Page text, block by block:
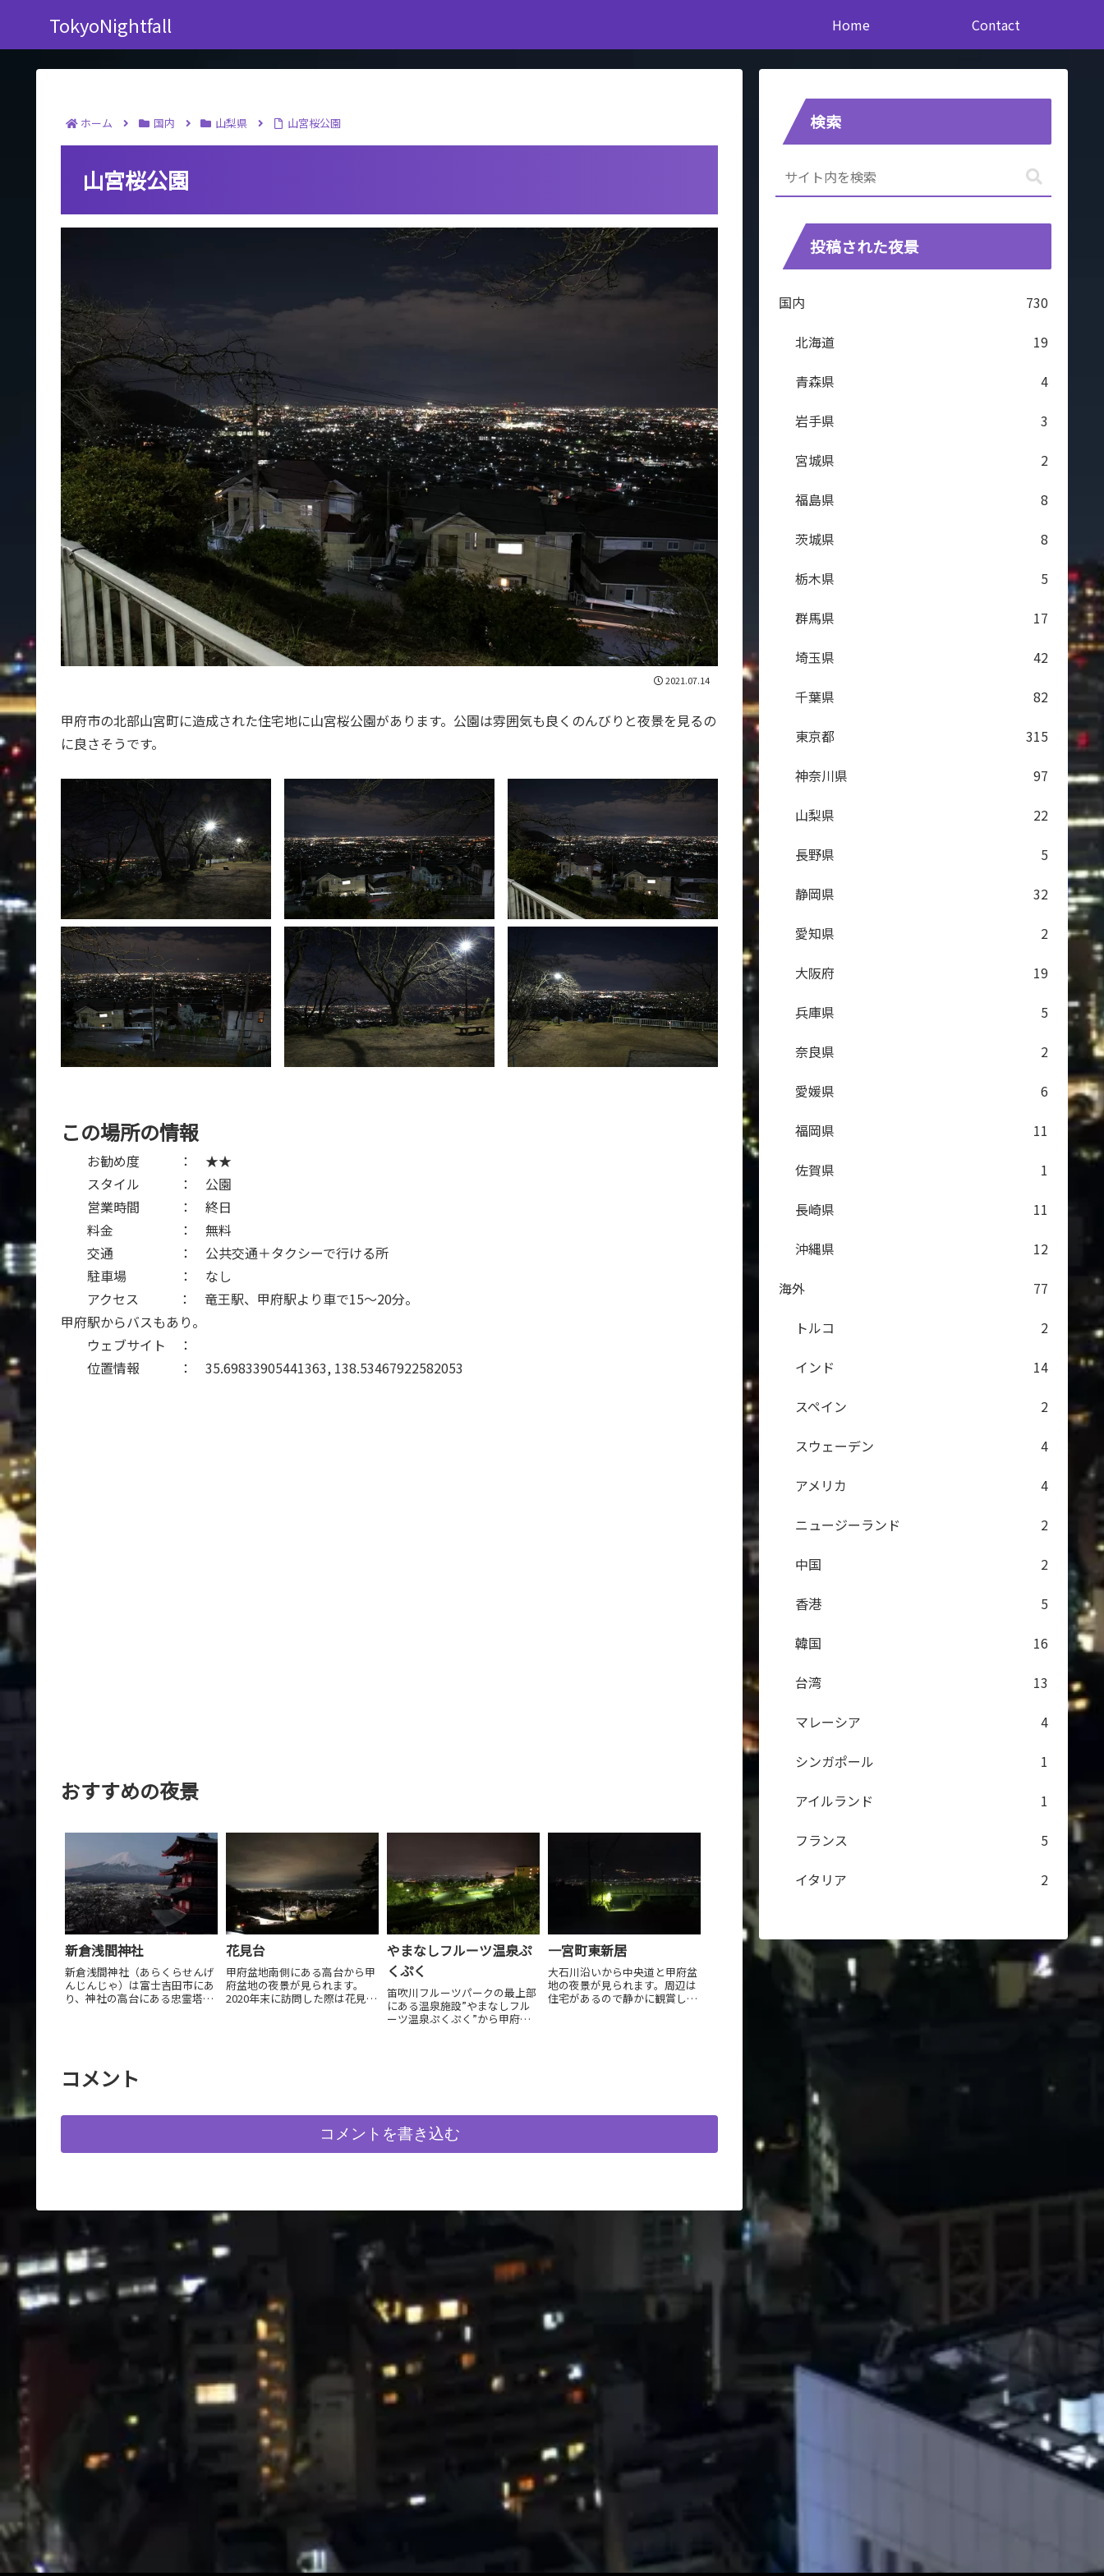
TokyoNightfall Home Contact
ホーム 国内 山梨県 山宮桜公園
山宮桜公園
2021.07.14
甲府市の北部山宮町に造成された住宅地に山宮桜公園があります。公園は雰囲気も良くのんびりと夜景を見るの
に良さそうです。
この場所の情報
お勧め度 ： ★★
スタイル ： 公園
営業時間 ： 終日
料金 ： 無料
交通 ： 公共交通＋タクシーで行ける所
駐車場 ： なし
アクセス ： 竜王駅、甲府駅より車で15～20分。
甲府駅からバスもあり。
ウェブサイト ：
位置情報 ： 35.69833905441363, 138.53467922582053
おすすめの夜景
新倉浅間神社
新倉浅間神社（あらくらせんげ
んじんじゃ）は富士吉田市にあ
り、神社の高台にある忠霊塔の
花見台
甲府盆地南側にある高台から甲
府盆地の夜景が見られます。
2020年末に訪問した際は花見台
やまなしフルーツ温泉ぷ
くぷく
笛吹川フルーツパークの最上部
にある温泉施設”やまなしフル
ーツ温泉ぷくぷく”から甲府盆
一宮町東新居
大石川沿いから中央道と甲府盆
地の夜景が見られます。周辺は
住宅があるので静かに観賞しま
コメント
コメントを書き込む
検索
投稿された夜景
国内
730
北海道
19
青森県
4
岩手県
3
宮城県
2
福島県
8
茨城県
8
栃木県
5
群馬県
17
埼玉県
42
千葉県
82
東京都
315
神奈川県
97
山梨県
22
長野県
5
静岡県
32
愛知県
2
大阪府
19
兵庫県
5
奈良県
2
愛媛県
6
福岡県
11
佐賀県
1
長崎県
11
沖縄県
12
海外
77
トルコ
2
インド
14
スペイン
2
スウェーデン
4
アメリカ
4
ニュージーランド
2
中国
2
香港
5
韓国
16
台湾
13
マレーシア
4
シンガポール
1
アイルランド
1
フランス
5
イタリア
2